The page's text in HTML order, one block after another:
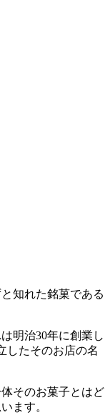
知れた銘菓である
明治30年に創業し
したそのお店の名
そのお菓子とはど
ます。